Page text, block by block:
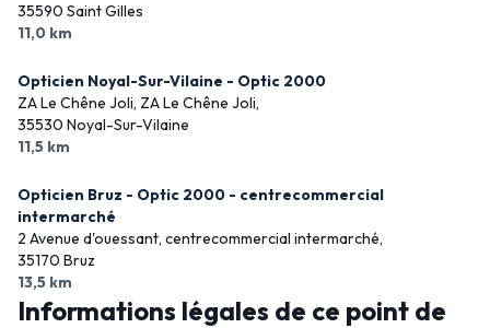
35590 Saint Gilles
11,0 km
Opticien Noyal-Sur-Vilaine - Optic 2000
ZA Le Chêne Joli, ZA Le Chêne Joli,
35530 Noyal-Sur-Vilaine
11,5 km
Opticien Bruz - Optic 2000 - centrecommercial
intermarché
2 Avenue d'ouessant, centrecommercial intermarché,
35170 Bruz
13,5 km
Informations légales de ce point de